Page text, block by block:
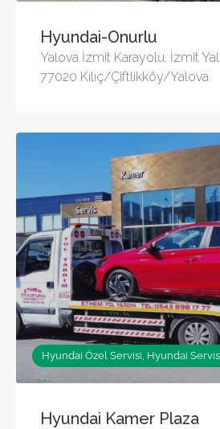
Hyundai-Onurlu
Yalova İzmit Karayolu, İzmit
77020 Kılıç/Çiftlikköy/Yalova
Hyundai Özel Servisi, Hyundai
Hyundai Kamer Plaza